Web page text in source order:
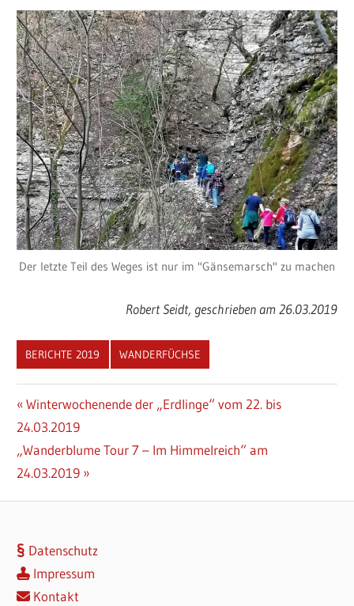
Der letzte Teil des Weges ist nur im "Gänsemarsch" zu machen
Robert Seidt, geschrieben am 26.03.2019
BERICHTE 2019 WANDERFÜCHSE
Beitragsnavigation
Vorheriger
Beitrag:
Winterwochenende der „Erdlinge“ vom 22. bis
24.03.2019
Nächster
Beitrag:
„Wanderblume Tour 7 – Im Himmelreich“ am
24.03.2019
Datenschutz
Impressum
Kontakt